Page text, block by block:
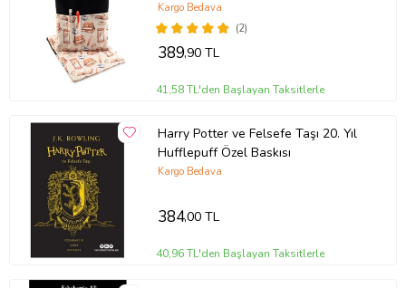
(2)
Kargo Bedava
389,90 TL
41,58 TL'den Başlayan Taksitlerle
Harry Potter ve Felsefe Taşı 20. Yıl
Hufflepuff Özel Baskısı
Kargo Bedava
384,00 TL
40,96 TL'den Başlayan Taksitlerle